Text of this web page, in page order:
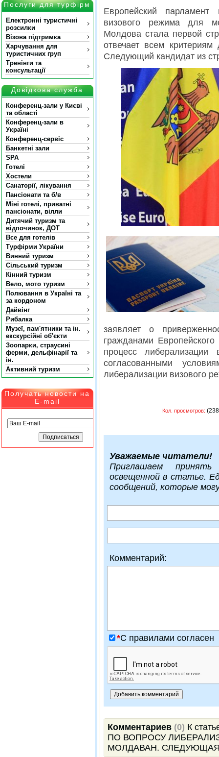
Послуги для турфірм
Електронні туристичні
розсилки
Візова підтримка
Харчування для
туристичних груп
Тренінги та
консультації
Довідкова служба
Конференц-зали у Києві
та області
Конференц-зали в
Україні
Конференц-сервіс
Банкетні зали
SPA
Готелі
Хостели
Санаторії, лікування
Пансіонати та б/в
Міні готелі, приватні
пансіонати, вілли
Дитячий туризм та
відпочинок, ДОТ
Все для готелів
Турфірми України
Винний туризм
Сільський туризм
Кінний туризм
Вело, мото туризм
Полювання в Україні та
за кордоном
Дайвінг
Рибалка
Музеї, пам'ятники та ін.
екскурсійні об'єкти
Зоопарки, страусині
ферми, дельфінарії та
ін.
Активний туризм
Получать новости на
E-mail
Европейский
визового режима для
Молдова стала первой
отвечает всем
Следующий кандидат из
заявляет о
гражданами
процесс
согласованными
либерализации визового
Кол. просмотров:
Уважаемые читатели!
Приглашаем
освещенной в статье.
сообщений, которые
Комментарий:
*C правилами согласен
Комментариев (0) К
ПО ВОПРОСУ
МОЛДАВАН. СЛЕДУЮЩАЯ